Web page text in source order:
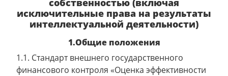
собственностью (включая
исключительные права на результаты
интеллектуальной деятельности)
1.Общие положения
1.1. Стандарт внешнего государственного
финансового контроля «Оценка эффективности